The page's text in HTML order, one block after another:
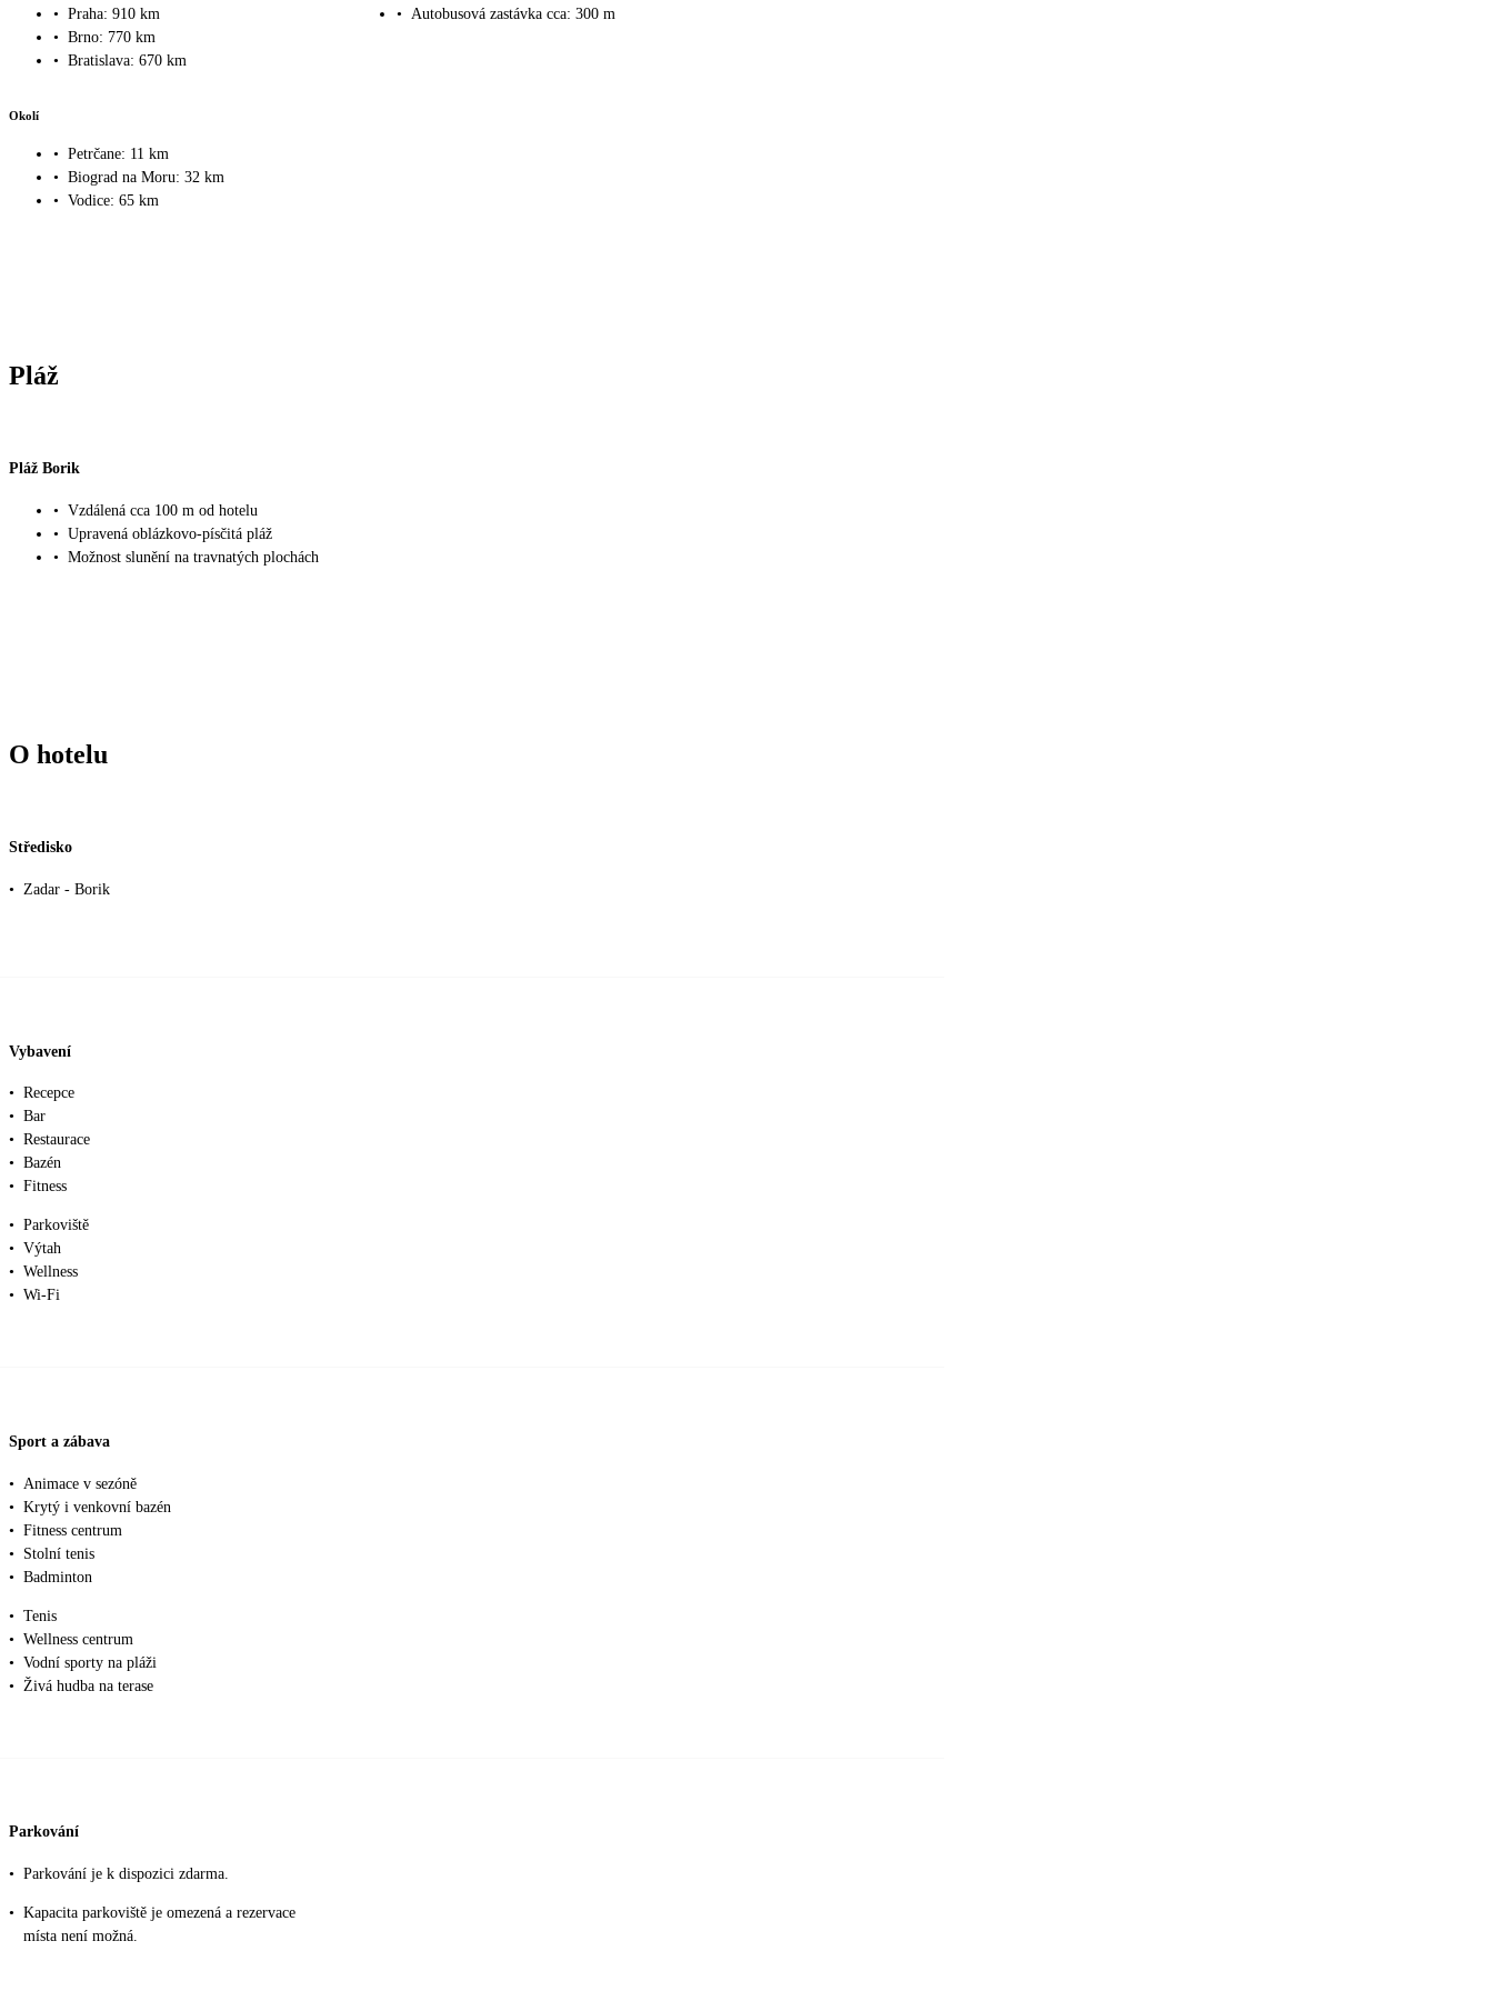
• Praha: 910 km
• Brno: 770 km
• Bratislava: 670 km
• Autobusová zastávka cca: 300 m
Okolí
• Petrčane: 11 km
• Biograd na Moru: 32 km
• Vodice: 65 km
Pláž
Pláž Borik
• Vzdálená cca 100 m od hotelu
• Upravená oblázkovo-písčitá pláž
• Možnost slunění na travnatých plochách
O hotelu
Středisko
• Zadar - Borik
Vybavení
• Recepce
• Bar
• Restaurace
• Bazén
• Fitness
• Parkoviště
• Výtah
• Wellness
• Wi-Fi
Sport a zábava
•
Animace v sezóně
• Krytý i venkovní bazén
• Fitness centrum
•
Stolní tenis
• Badminton
• Tenis
• Wellness centrum
• Vodní sporty na pláži
•
Živá hudba na terase
Parkování
• Parkování je k dispozici zdarma.
• Kapacita parkoviště je omezená a rezervace
místa není možná.